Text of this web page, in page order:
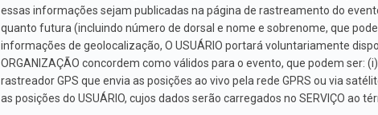
essas informações sejam publicadas na página de rastreamento do
quanto futura (incluindo número de dorsal e nome e sobrenome, que
informações de geolocalização, O USUÁRIO portará voluntariamente
ORGANIZAÇÃO concordem como válidos para o evento, que podem
rastreador GPS que envia as posições ao vivo pela rede GPRS ou via
as posições do USUÁRIO, cujos dados serão carregados no SERVIÇO ao